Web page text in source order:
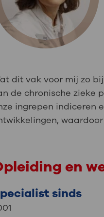
Uw
Uw
Contact
uit, zodat u zelf
helpen.
MijnOLVG
dit vak voor mij zo
de chronische zieke
ingrepen indiceren
en
sinds